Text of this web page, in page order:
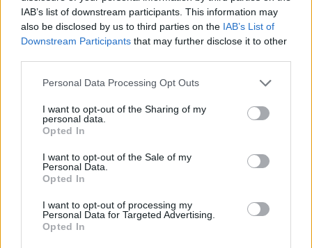
IAB’s list of downstream participants. This information may
also be disclosed by us to third parties on the IAB’s List of
Downstream Participants that may further disclose it to other
Please note that this website/app uses one or more Google
not limited to your visit or usage behaviour. You may click to
grant or deny consent to Google and its third-party tags to
use your data for below specified purposes in below Google
consent section.
Personal Data Processing Opt Outs
I want to opt-out of the Sharing of my
personal data.
Opted In
I want to opt-out of the Sale of my
Personal Data.
Opted In
I want to opt-out of processing my
Personal Data for Targeted Advertising.
Opted In
βλέπει ο Παπασταύρου
πως αυτή τη φορά η ειρήνη θα
κρατήσει
dkatsamadou
ΣΧΕΤΙΚΑΑΡΘΡΑ